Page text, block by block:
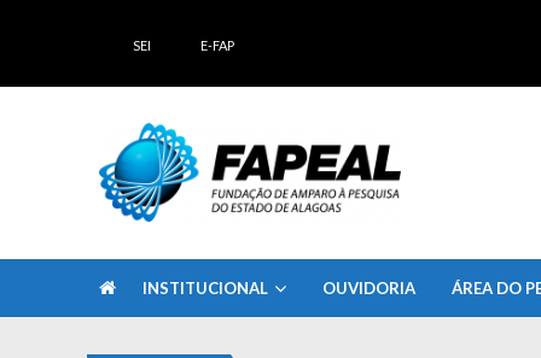
SEI E-FAP
INSTITUCIONAL OUVIDORIA ÁREA DO